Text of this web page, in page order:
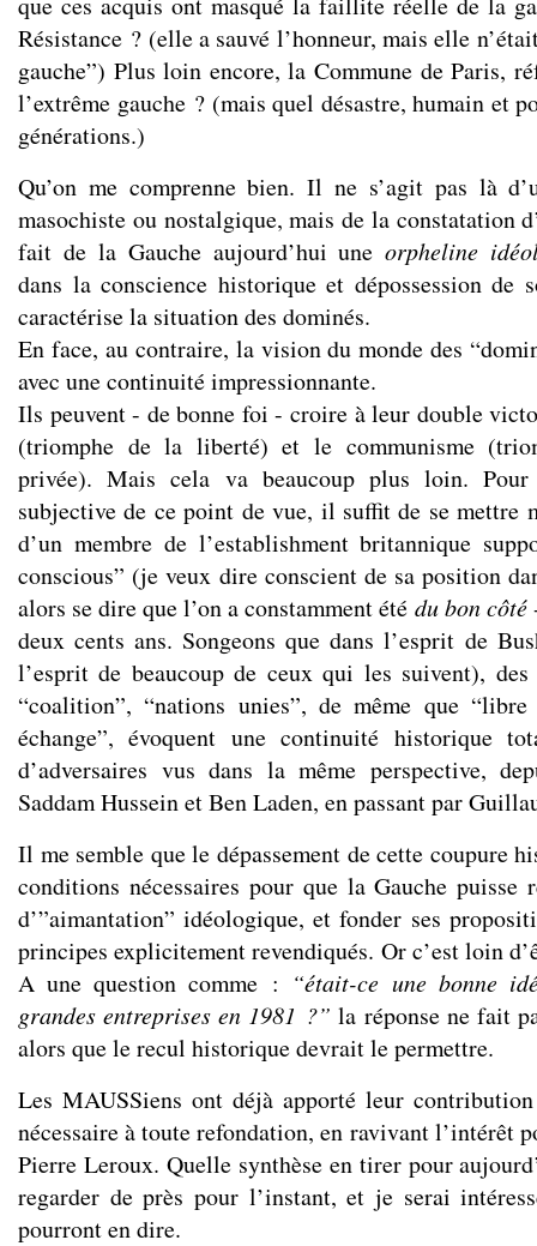
Résistance ? (elle a sauvé l’honneur, mais elle
gauche”) Plus loin encore, la Commune de Paris,
l’extrême gauche ? (mais quel désastre, humain et
générations.)
Qu’on me comprenne bien. Il ne s’agit pas là
masochiste ou nostalgique, mais de la constatation
fait de la Gauche aujourd’hui uneorpheline
dans la conscience historique et dépossession de
caractérise la situation des dominés.
En face, au contraire, la vision du monde des
avec une continuité impressionnante.
Ils peuvent - de bonne foi - croire à leur double
(triomphe de la liberté) et le communisme
privée). Mais cela va beaucoup plus loin.
subjective de ce point de vue, il suffit de se mettre
d’un membre de l’establishment britannique
conscious” (je veux dire conscient de sa position
alors se dire que l’on a constamment été du bon côté
deux cents ans. Songeons que dans l’esprit de
l’esprit de beaucoup de ceux qui les suivent),
“coalition”, “nations unies”, de même que
échange”, évoquent une continuité historique
d’adversaires vus dans la même perspective,
Saddam Hussein et Ben Laden, en passant par
Il me semble que le dépassement de cette coupure
conditions nécessaires pour que la Gauche puisse
d’”aimantation” idéologique, et fonder ses
principes explicitement revendiqués. Or c’est loin
A une question comme : “était-ce une bonne
grandes entreprises en 1981 ?” la réponse ne fait
alors que le recul historique devrait le permettre.
Les MAUSSiens ont déjà apporté leur
nécessaire à toute refondation, en ravivant l’intérêt
Pierre Leroux. Quelle synthèse en tirer pour
regarder de près pour l’instant, et je serai
pourront en dire.